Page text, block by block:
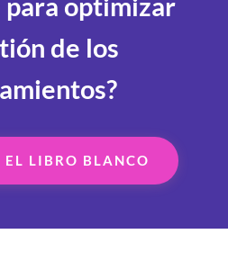
de los
EL LIBRO BLANCO